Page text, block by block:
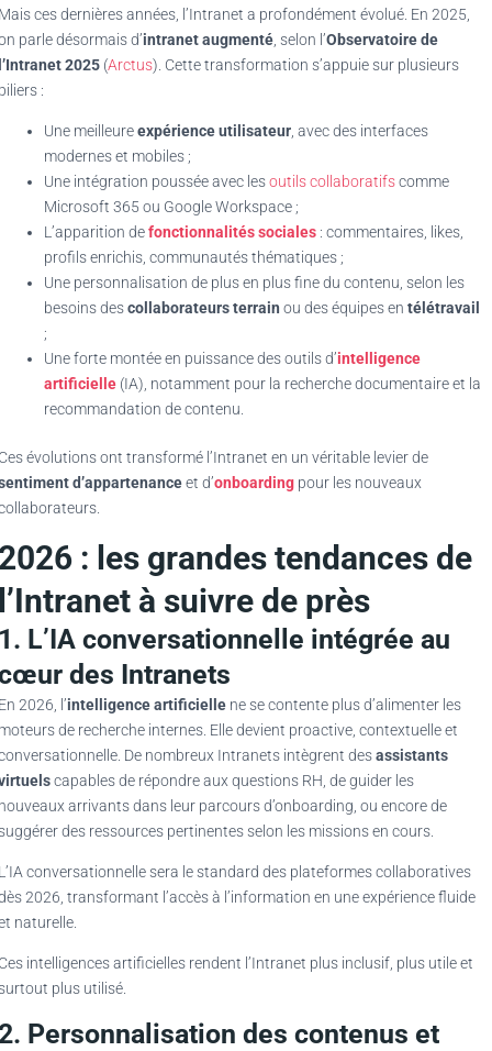
ces dernières années, l’Intranet a profondément évolué. En 2025,
parle désormais d’intranet augmenté , selon l’Observatoire de
2025 (Arctus). Cette transformation s’appuie sur plusieurs
:
Une meilleureexpérience utilisateur , avec des interfaces
modernes et mobiles ;
Une intégration poussée avec lesoutils collaboratifscomme
Microsoft 365 ou Google Workspace ;
L’apparition defonctionnalités sociales : commentaires, likes,
profils enrichis, communautés thématiques ;
Une personnalisation de plus en plus fine du contenu, selon les
besoins descollaborateurs terrain ou des équipes en télétravail
;
Une forte montée en puissance des outils d’intelligence
artificielle (IA), notamment pour la recherche documentaire et la
recommandation de contenu.
évolutions ont transformé l’Intranet en un véritable levier de
d’appartenanceet d’onboarding pour les nouveaux
: les grandes tendances de
à suivre de près
L’IA conversationnelle intégrée au
des Intranets
2026, l’intelligence artificielle ne se contente plus d’alimenter les
de recherche internes. Elle devient proactive, contextuelle et
De nombreux Intranets intègrent desassistants
capables de répondre aux questions RH, de guider les
arrivants dans leur parcours d’onboarding, ou encore de
des ressources pertinentes selon les missions en cours.
conversationnelle sera le standard des plateformes collaboratives
2026, transformant l’accès à l’information en une expérience fluide
naturelle.
intelligences artificielles rendent l’Intranet plus inclusif, plus utile et
plus utilisé.
Personnalisation des contenus et